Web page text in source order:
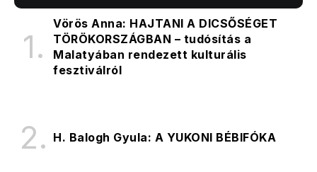
Vörös Anna: HAJTANI A DICSŐSÉGET
TÖRÖKORSZÁGBAN – tudósítás a
Malatyában rendezett kulturális
fesztiválról
H. Balogh Gyula: A YUKONI BÉBIFÓKA